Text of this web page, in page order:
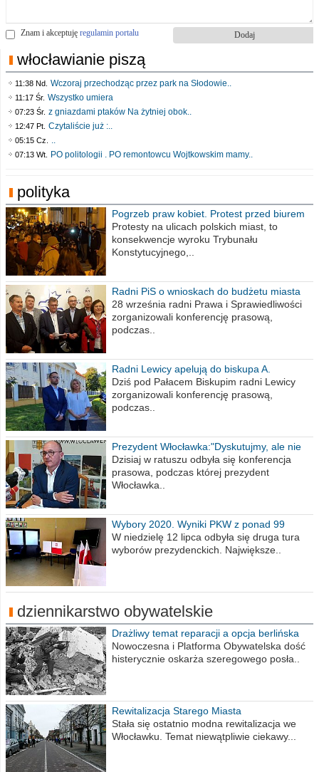
Znam i akceptuję regulamin portalu
włocławianie piszą
11:38 Nd. Wczoraj przechodząc przez park na Słodowie..
11:17 Śr. Wszystko umiera
07:23 Śr. z gniazdami ptaków Na żytniej obok..
12:47 Pt. Czytaliście już :..
05:15 Cz. ..
07:13 Wt. PO politologii . PO remontowcu Wojtkowskim mamy..
polityka
Pogrzeb praw kobiet. Protest przed biurem
poselskim PiS
Protesty na ulicach polskich miast, to
konsekwencje wyroku Trybunału
Konstytucyjnego,..
Radni PiS o wnioskach do budżetu miasta
na 2021 rok
28 września radni Prawa i Sprawiedliwości
zorganizowali konferencję prasową,
podczas..
Radni Lewicy apelują do biskupa A.
Wiesława Meringa
Dziś pod Pałacem Biskupim radni Lewicy
zorganizowali konferencję prasową,
podczas..
Prezydent Włocławka:"Dyskutujmy, ale nie
obrażajmy się”
Dzisiaj w ratuszu odbyła się konferencja
prasowa, podczas której prezydent
Włocławka..
Wybory 2020. Wyniki PKW z ponad 99
procent obwodów
W niedzielę 12 lipca odbyła się druga tura
wyborów prezydenckich. Największe..
dziennikarstwo obywatelskie
Drażliwy temat reparacji a opcja berlińska
Nowoczesna i Platforma Obywatelska dość
histerycznie oskarża szeregowego posła..
Rewitalizacja Starego Miasta
Stała się ostatnio modna rewitalizacja we
Włocławku. Temat niewątpliwie ciekawy...